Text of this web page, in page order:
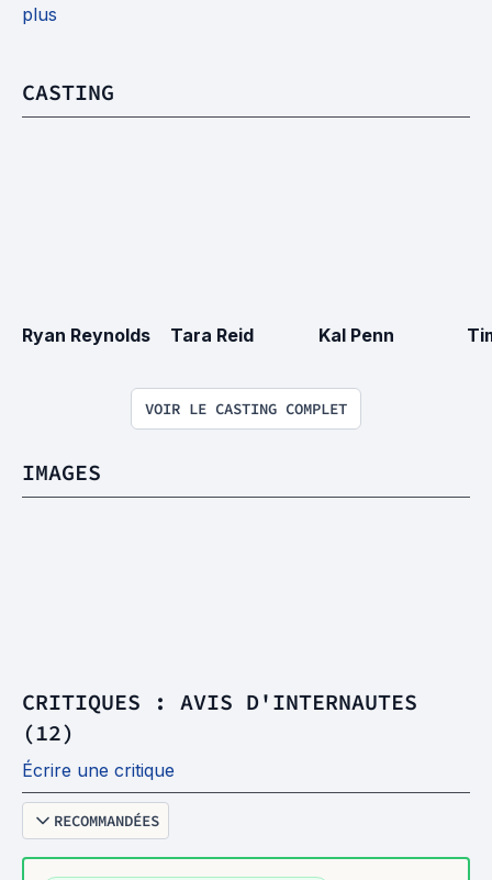
plus
CASTING
Ryan Reynolds Tara Reid Kal Penn
VOIR LE CASTING COMPLET
IMAGES
CRITIQUES : AVIS D'INTERNAUTES
(12)
Écrire une critique
RECOMMANDÉES